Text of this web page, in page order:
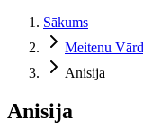
Sākums
Meitenu
Anisija
Anisija